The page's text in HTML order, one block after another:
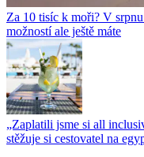
Za 10 tisíc k moři? V
možností ale ještě máte
„Zaplatili jsme si all
stěžuje si cestovatel na